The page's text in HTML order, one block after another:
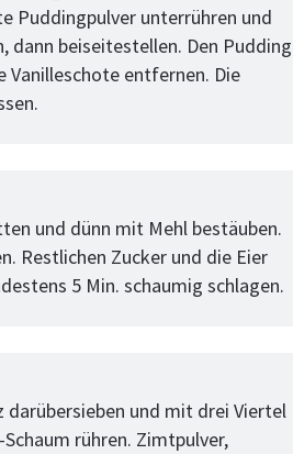
Puddingpulver unterrühren und
dann beiseitestellen. Den Pudding
Vanilleschote entfernen. Die
und dünn mit Mehl bestäuben.
Restlichen Zucker und die Eier
5 Min. schaumig schlagen.
darübersieben und mit drei Viertel
rühren. Zimtpulver,